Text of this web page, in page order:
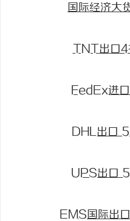
国际经济大
TNT出口
FedEx进
DHL出口
UPS出口
EMS国际出